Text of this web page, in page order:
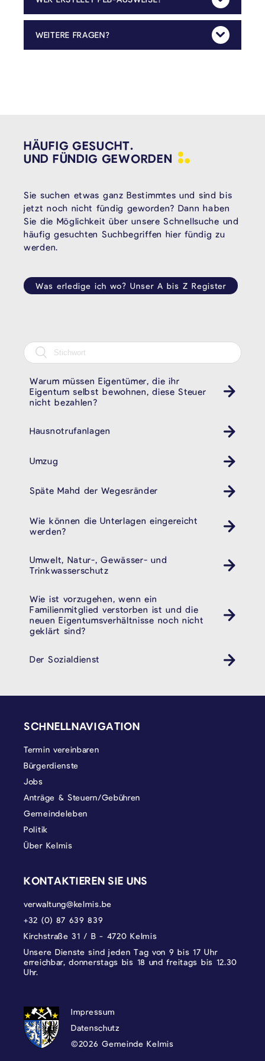
Mehr
WEITERE FRAGEN? Mehr
HÄUFIG GESUCHT.
UND FÜNDIG GEWORDEN
Sie suchen etwas ganz Bestimmtes und sind bis
jetzt noch nicht fündig geworden? Dann haben
Sie die Möglichkeit über unsere Schnellsuche und
häufig gesuchten Suchbegriffen hier fündig zu
werden.
Was erledige ich wo? Unser A bis Z Register
Warum müssen Eigentümer, die ihr
Eigentum selbst bewohnen, diese Steuer
nicht bezahlen?
Hausnotrufanlagen
Umzug
Späte Mahd der Wegesränder
Wie können die Unterlagen eingereicht
werden?
Umwelt, Natur-, Gewässer- und
Trinkwasserschutz
Wie ist vorzugehen, wenn ein
Familienmitglied verstorben ist und die
neuen Eigentumsverhältnisse noch nicht
geklärt sind?
Der Sozialdienst
SCHNELLNAVIGATION
Termin vereinbaren
Bürgerdienste
Jobs
Anträge & Steuern/Gebühren
Gemeindeleben
Politik
Über Kelmis
KONTAKTIEREN SIE UNS
verwaltung@kelmis.be
+32 (0) 87 639 839
Kirchstraße 31 / B - 4720 Kelmis
Unsere Dienste sind jeden Tag von 9 bis 17 Uhr
erreichbar, donnerstags bis 18 und freitags bis 12.30
Uhr.
DATENSCHUTZ, IMPRESSUM UND
Impressum
Datenschutz
©2026 Gemeinde Kelmis